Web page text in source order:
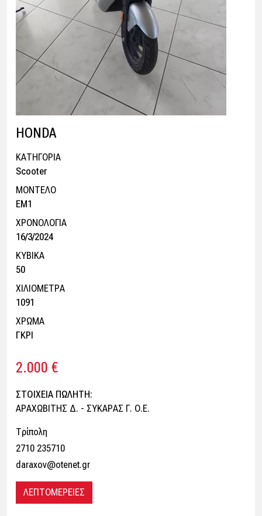
HONDA
ΚΑΤΗΓΟΡΙΑ
Scooter
ΜΟΝΤΕΛΟ
EM1
ΧΡΟΝΟΛΟΓΙΑ
16/3/2024
ΚΥΒΙΚΑ
50
ΧΙΛΙΟΜΕΤΡΑ
1091
ΧΡΩΜΑ
ΓΚΡΙ
2.000 €
ΣΤΟΙΧΕΙΑ ΠΩΛΗΤΗ:
ΑΡΑΧΩΒΙΤΗΣ Δ. - ΣΥΚΑΡΑΣ Γ. Ο.Ε.
Τρίπολη
2710 235710
daraxov@otenet.gr
ΛΕΠΤΟΜΕΡΕΙΕΣ